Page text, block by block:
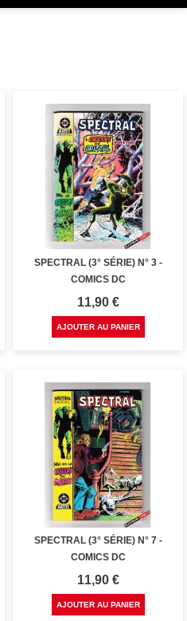
SPECTRAL (3° SÉRIE) N° 3 -
COMICS DC
Prix
11,90 €
AJOUTER AU PANIER
SPECTRAL (3° SÉRIE) N° 7 -
COMICS DC
Prix
11,90 €
AJOUTER AU PANIER